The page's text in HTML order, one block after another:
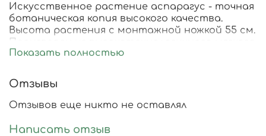
Искусственное растение аспарагус - точная
ботаническая копия высокого качества.
Высота растения с монтажной ножкой 55 см.
Произведен из высокотехнологичного мягкого
пластика. Растение имеет различные
натуральный вид. Используется для декора
интерьера, создания композиций из
растений в кашпо, а также идеально
подходит для фитостен и искусственного
озеленения частных и бизнес пространств.
Показать полностью
Отзывы
Отзывов еще никто не оставлял
Написать отзыв